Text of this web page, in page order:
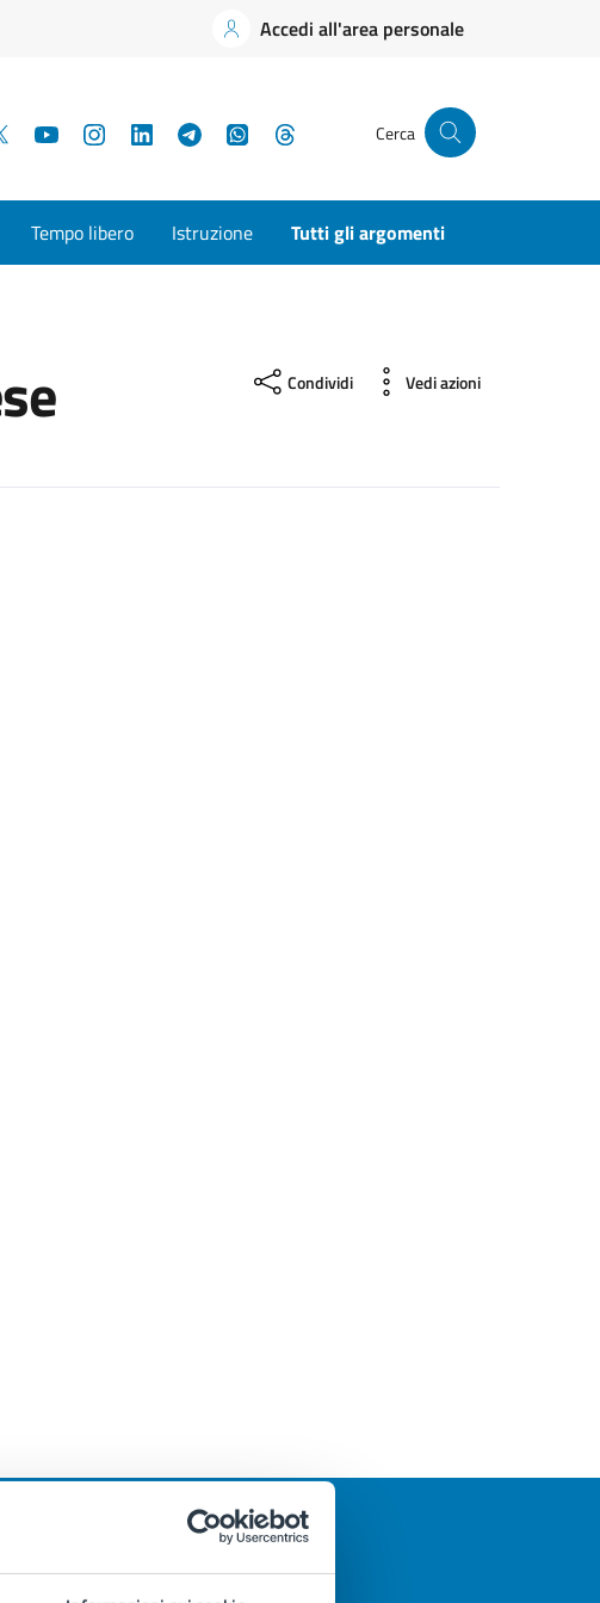
Accedi all'area personale
YouTubeInstagramLinkedInTelegramWhatsApp Cerca
Tempo libero Istruzione Tutti gli argomenti
Condividi Vedi azioni